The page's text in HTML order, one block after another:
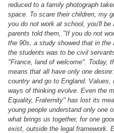
reduced to a family photograph
space. To scare their children, my
you do not work at school, you'll
parents told them, "If you do not
the 90s, a study showed that in
the students was to be civil
"France, land of welcome". Today,
means that all have only one
country and go to England.
ways of thinking evolve. Even the
Equality, Fraternity" has lost its
young people understand only one
what brings us together, for one
exist, outside the legal framework.